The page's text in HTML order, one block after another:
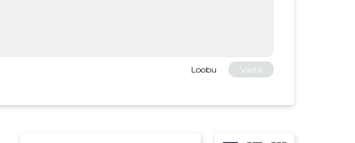
Loobu Vasta